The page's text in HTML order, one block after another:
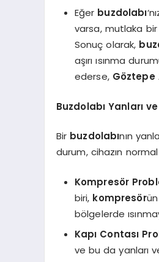
Eğer buzdolabı
varsa, mutlaka bir
Sonuç olarak,
aşırı ısınma
ederse, Göztepe
Buzdolabı Yanları
Bir buzdolabının
durum, cihazın
Kompresör
biri, kompresör
bölgelerde
Kapı Contası
ve bu da yanları